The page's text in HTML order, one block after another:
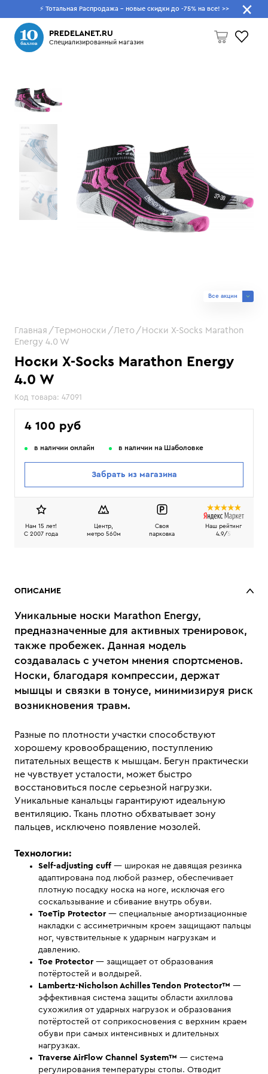
⚡ Тотальная Распродажа - новые скидки до -75% на все! >>
PREDELANET.RU
Специализированный магазин
Пусто
Что будем искать?
Носки X-Socks Marathon Energy
4.0 W
Код товара: 47091
Все акции
Главная Термоноски Лето
Носки X-Socks Marathon
Energy 4.0 W
4 100 руб
в наличии онлайн в наличии на Шаболовке
Забрать из магазина
Нам 15 лет!
C 2007 года
Центр,
метро 560м
Своя
парковка
Наш рейтинг
4.9/5
ОПИСАНИЕ
Уникальные носки Marathon Energy,
предназначенные для активных тренировок,
также пробежек. Данная модель
создавалась с учетом мнения спортсменов.
Носки, благодаря компрессии, держат
мышцы и связки в тонусе, минимизируя риск
возникновения травм.
Разные по плотности участки способствуют
хорошему кровообращению, поступлению
питательных веществ к мышцам. Бегун практически
не чувствует усталости, может быстро
восстановиться после серьезной нагрузки.
Уникальные канальцы гарантируют идеальную
вентиляцию. Ткань плотно обхватывает зону
пальцев, исключено появление мозолей.
Технологии:
Self-adjusting cuff — широкая не давящая резинка
адаптирована под любой размер, обеспечивает
плотную посадку носка на ноге, исключая его
соскальзывание и сбивание внутрь обуви.
ToeTip Protector— специальные амортизационные
накладки с ассиметричным кроем защищают пальцы
ног, чувствительные к ударным нагрузкам и
давлению.
Toe Protector— защищает от образования
потёртостей и волдырей.
Lambertz-Nicholson Achilles Tendon Protector™ —
эффективная система защиты области ахиллова
сухожилия от ударных нагрузок и образования
потёртостей от соприкосновения с верхним краем
обуви при самых интенсивных и длительных
нагрузках.
Traverse AirFlow Channel System™ — система
регулирования температуры стопы. Отводит